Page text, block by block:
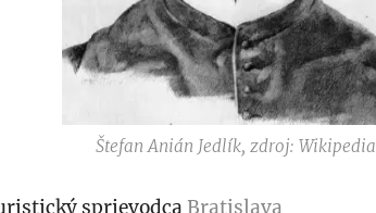
Štefan Anián Jedlík, zdroj: Wikipedia
sprievodca Bratislava